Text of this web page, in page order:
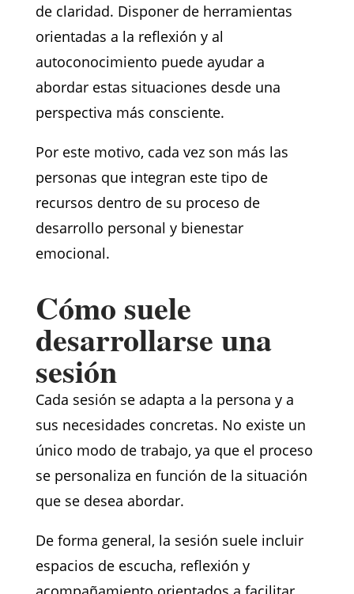
de claridad. Disponer de herramientas
orientadas a la reflexión y al
autoconocimiento puede ayudar a
abordar estas situaciones desde una
perspectiva más consciente.
Por este motivo, cada vez son más las
personas que integran este tipo de
recursos dentro de su proceso de
desarrollo personal y bienestar
emocional.
Cómo suele
desarrollarse una
sesión
Cada sesión se adapta a la persona y a
sus necesidades concretas. No existe un
único modo de trabajo, ya que el proceso
se personaliza en función de la situación
que se desea abordar.
De forma general, la sesión suele incluir
espacios de escucha, reflexión y